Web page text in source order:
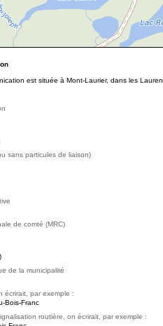
est située à Mont-Laurier, dans les
sans particules de liaison)
de comté (MRC)
de la municipalité
écrirait, par exemple :
Bois-Franc
routière, on écrirait, par exemple :